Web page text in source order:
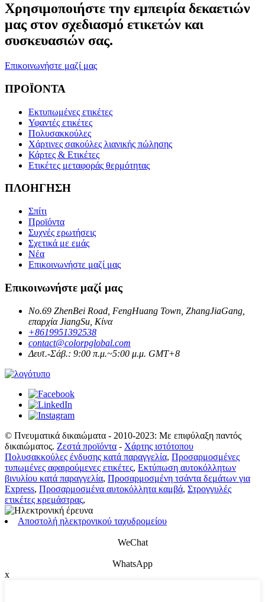
Χρησιμοποιήστε την εμπειρία δεκαετιών
μας στον σχεδιασμό ετικετών και
συσκευασιών σας.
Επικοινωνήστε μαζί μας
ΠΡΟΪΟΝΤΑ
Εκτυπωμένες ετικέτες
Υφαντές ετικέτες
Πολυσακκούλες
Χάρτινες σακούλες λιανικής πώλησης
Κάρτες & Ετικέτες
Ετικέτες μεταφοράς θερμότητας
ΠΛΟΗΓΗΣΗ
Σπίτι
Προϊόντα
Συχνές ερωτήσεις
Σχετικά με εμάς
Νέα
Επικοινωνήστε μαζί μας
Επικοινωνήστε μαζί μας
No.69 ZhenBei Road, FengHuang Town, ZhangJiaGang,
επαρχία JiangSu, Κίνα
+8619951392538
contact@colorpglobal.com
Δευτ.-Σάβ.: 9:00 π.μ.~5:00 μ.μ. GMT+8
© Πνευματικά δικαιώματα - 2010-2023: Με επιφύλαξη παντός
δικαιώματος. Ζεστά προϊόντα - Χάρτης ιστότοπου
Πολυσακκούλες ένδυσης κατά παραγγελία, Προσαρμοσμένες
τυπωμένες αφαιρούμενες ετικέτες, Εκτύπωση αυτοκόλλητων
βινυλίου κατά παραγγελία, Προσαρμοσμένη τσάντα δεμάτων για
Express, Προσαρμοσμένα αυτοκόλλητα καμβά, Στρογγυλές
ετικέτες κρεμάστρας,
Αποστολή ηλεκτρονικού ταχυδρομείου
WeChat
WhatsApp
x